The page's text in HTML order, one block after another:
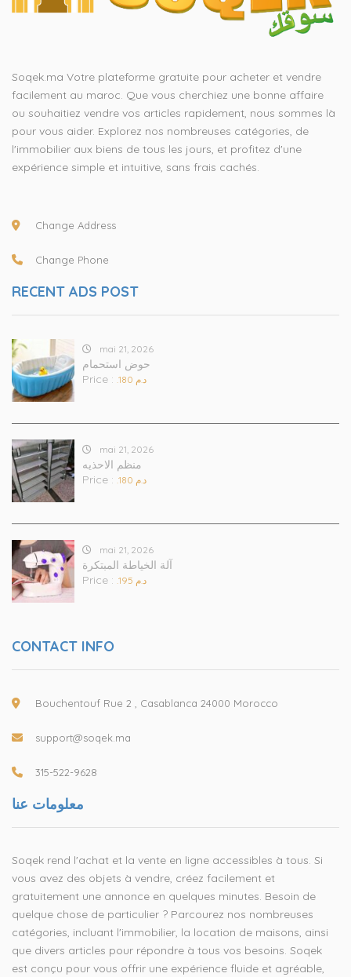
Soqek.ma Votre plateforme gratuite pour acheter et vendre
facilement au maroc. Que vous cherchiez une bonne affaire
ou souhaitiez vendre vos articles rapidement, nous sommes là
pour vous aider. Explorez nos nombreuses catégories, de
l'immobilier aux biens de tous les jours, et profitez d'une
expérience simple et intuitive, sans frais cachés.
Change Address
Change Phone
RECENT ADS POST
mai 21, 2026
حوض استحمام
Price :
.د.م 180
mai 21, 2026
منظم الاحذيه
Price :
.د.م 180
mai 21, 2026
آلة الخياطة المبتكرة
Price :
.د.م 195
CONTACT INFO
Bouchentouf Rue 2 , Casablanca 24000 Morocco
support@soqek.ma
315-522-9628
معلومات عنا
Soqek rend l'achat et la vente en ligne accessibles à tous. Si
vous avez des objets à vendre, créez facilement et
gratuitement une annonce en quelques minutes. Besoin de
quelque chose de particulier ? Parcourez nos nombreuses
catégories, incluant l'immobilier, la location de maisons, ainsi
que divers articles pour répondre à tous vos besoins. Soqek
est conçu pour vous offrir une expérience fluide et agréable,